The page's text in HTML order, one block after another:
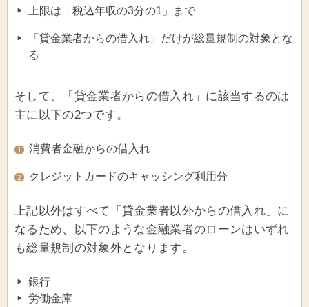
上限は「税込年収の3分の1」まで
「貸金業者からの借入れ」だけが総量規制の対象とな
る
そして、「貸金業者からの借入れ」に該当するのは
主に以下の2つです。
1 消費者金融からの借入れ
2 クレジットカードのキャッシング利用分
上記以外はすべて「貸金業者以外からの借入れ」に
なるため、以下のような金融業者のローンはいずれ
も総量規制の対象外となります。
銀行
労働金庫